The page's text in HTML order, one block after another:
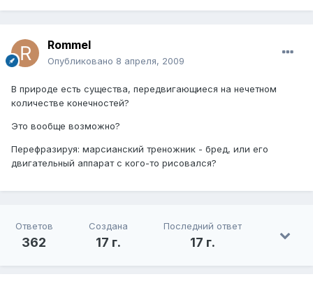
Rommel
Опубликовано 8 апреля, 2009
В природе есть существа, передвигающиеся на нечетном
количестве конечностей?
Это вообще возможно?
Перефразируя: марсианский треножник - бред, или его
двигательный аппарат с кого-то рисовался?
Ответов
362
Создана
17 г.
Последний ответ
17 г.